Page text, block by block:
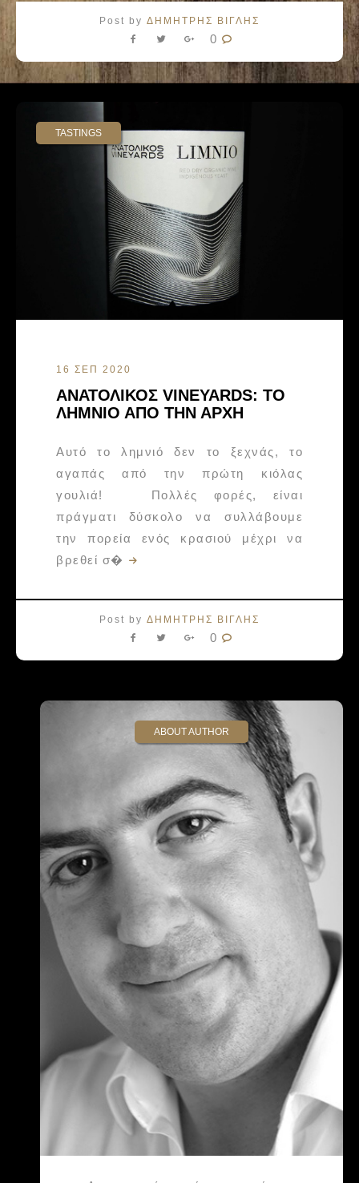
Post by ΔΗΜΗΤΡΗΣ ΒΙΓΛΗΣ
0
TASTINGS
16 ΣΕΠ 2020
ΑΝΑΤΟΛΙΚΟΣ VINEYARDS: ΤΟ
ΛΗΜΝΙΟ ΑΠΟ ΤΗΝ ΑΡΧΗ
Αυτό το λημνιό δεν το ξεχνάς, το
αγαπάς από την πρώτη κιόλας
γουλιά! Πολλές φορές, είναι
πράγματι δύσκολο να συλλάβουμε
την πορεία ενός κρασιού μέχρι να
βρεθεί σ�
Post by ΔΗΜΗΤΡΗΣ ΒΙΓΛΗΣ
0
ABOUT AUTHOR